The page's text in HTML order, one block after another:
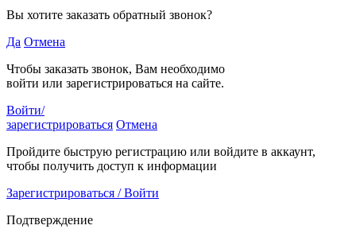
Вы хотите заказать обратный звонок?
Да Отмена
Чтобы заказать звонок, Вам необходимо
войти или зарегистрироваться на сайте.
Войти/
зарегистрироваться Отмена
Пройдите быструю регистрацию или войдите в аккаунт,
чтобы получить доступ к информации
Зарегистрироваться / Войти
Подтверждение